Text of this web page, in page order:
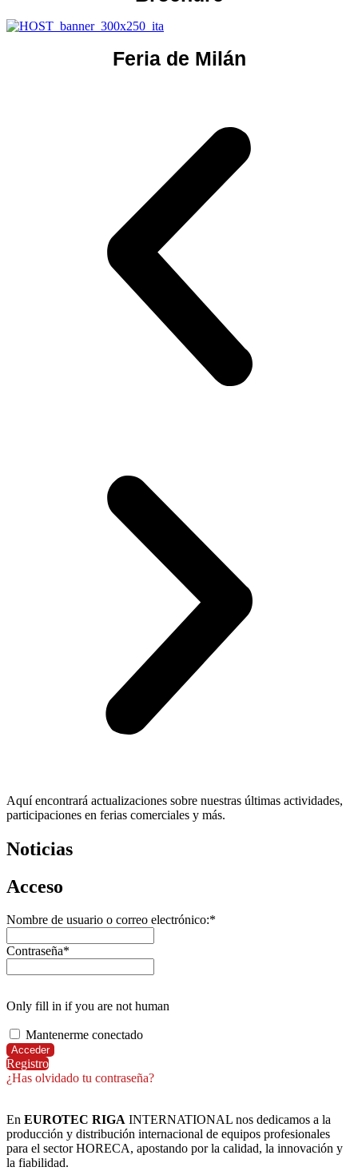
Feria de Milán
Aquí encontrará actualizaciones sobre nuestras últimas actividades,
participaciones en ferias comerciales y más.
Noticias
Acceso
Nombre de usuario o correo electrónico:*
Contraseña*
Only fill in if you are not human
Mantenerme conectado
Registro
¿Has olvidado tu contraseña?
En EUROTEC RIGA INTERNATIONAL nos dedicamos a la
producción y distribución internacional de equipos profesionales
para el sector HORECA, apostando por la calidad, la innovación y
la fiabilidad.